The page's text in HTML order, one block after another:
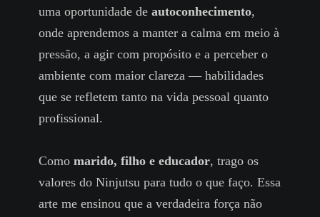
uma oportunidade deautoconhecimento,
onde aprendemos a manter a calma em meio à
pressão, a agir com propósito e a perceber o
ambiente com maior clareza — habilidades
que se refletem tanto na vida pessoal quanto
profissional.
Comomarido, filho e educador, trago os
valores do Ninjutsu para tudo o que faço. Essa
arte me ensinou que a verdadeira força não